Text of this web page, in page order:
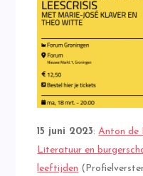
15 juni 2023:Anton de
Literatuur en
leeftijden